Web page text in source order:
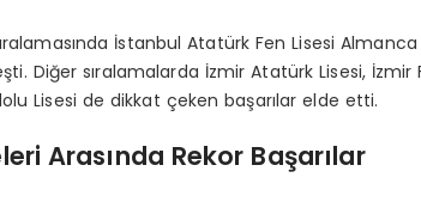
İstanbul Atatürk Fen Lisesi
Diğer sıralamalarda İzmir Atatürk Lisesi, İzmir
Lisesi de dikkat çeken başarılar elde etti.
Arasında Rekor Başarılar